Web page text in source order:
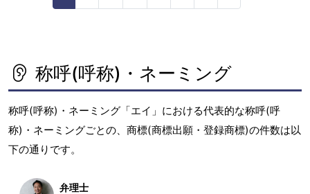
e
称呼(呼称)・ネーミング
称呼(呼称)・ネーミング「エイ」における代表的な称呼(呼
称)・ネーミングごとの、商標(商標出願・登録商標)の件数は以
下の通りです。
弁理士